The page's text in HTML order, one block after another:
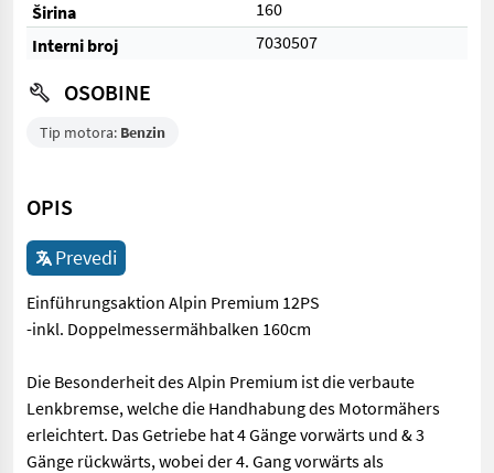
Širina
160
Interni broj
7030507
OSOBINE
Tip motora: Benzin
OPIS
Prevedi
Einführungsaktion Alpin Premium 12PS
-inkl. Doppelmessermähbalken 160cm
Die Besonderheit des Alpin Premium ist die verbaute
Lenkbremse, welche die Handhabung des Motormähers
erleichtert. Das Getriebe hat 4 Gänge vorwärts und & 3
Gänge rückwärts, wobei der 4. Gang vorwärts als